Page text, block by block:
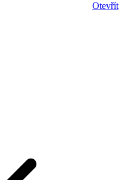
Otevřít